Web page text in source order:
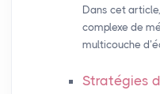
Dans cet
complexe de
multicouche
Stratégies